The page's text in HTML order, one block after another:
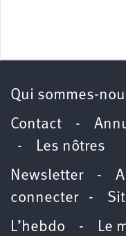
Qui sommes-
Contact -
-
Les nôtres
Newsletter-
connecter-
L’hebdo -
Le